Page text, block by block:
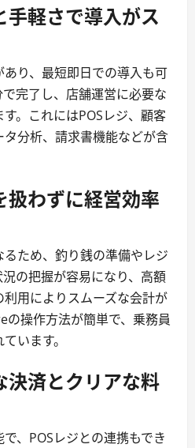
手軽さで導入がス
り、最短即日での導入も可
完了し、店舗運営に必要な
。これにはPOSレジ、顧客
分析、請求書機能などが含
扱わずに経営効率
ため、釣り銭の準備やレジ
の把握が容易になり、高額
用によりスムーズな会計が
の操作方法が簡単で、乗務員
います。
決済とクリアな料
、POSレジとの連携もでき